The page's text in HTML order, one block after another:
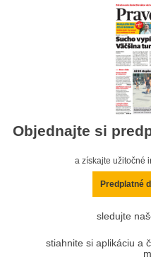
Objednajte si
a získajte užitočné
Predplatné
sledujte
stiahnite si aplikáciu a